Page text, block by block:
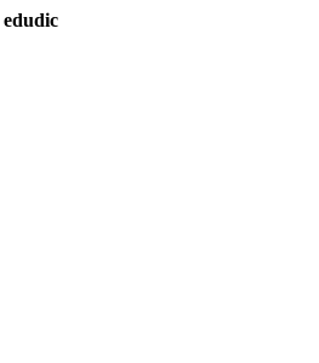
edudic